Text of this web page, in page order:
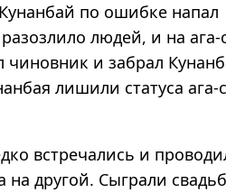
по ошибке напал
людей, и на ага-
и забрал
лишили статуса ага-
встречались и
другой. Сыграли